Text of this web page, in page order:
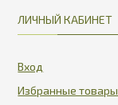
ЛИЧНЫЙ КАБИНЕТ
Вход
Избранные товары